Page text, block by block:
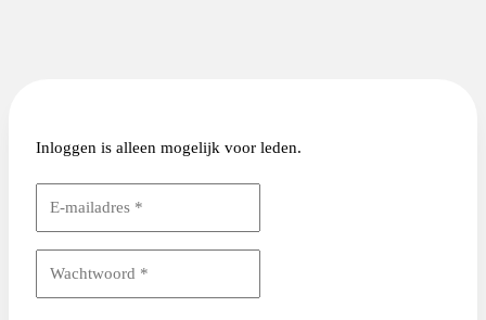
Inloggen is alleen mogelijk voor leden.